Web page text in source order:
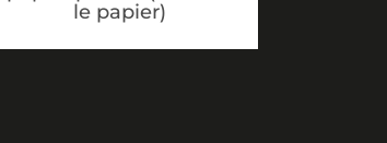
le papier)